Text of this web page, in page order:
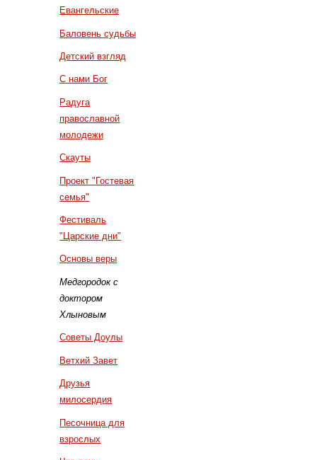
Евангельские
Баловень судьбы
Детский взгляд
С нами Бог
Радуга
православной
молодежи
Скауты
Проект "Гостевая
семья"
Фестиваль
"Царские дни"
Основы веры
Медгородок с
доктором
Хлыновым
Советы Доулы
Ветхий Завет
Друзья
милосердия
Песочница для
взрослых